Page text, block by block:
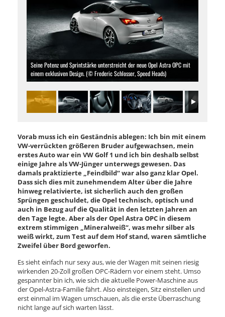
Seine Potenz und Sprintstärke unterstreicht der neue Opel Astra OPC mit
einem exklusiven Design. (© Frederic Schlosser, Speed Heads)
Vorab muss ich ein Geständnis ablegen: Ich bin mit einem
VW-verrückten größeren Bruder aufgewachsen, mein
erstes Auto war ein VW Golf 1 und ich bin deshalb selbst
einige Jahre als VW-Jünger unterwegs gewesen. Das
damals praktizierte „Feindbild“ war also ganz klar Opel.
Dass sich dies mit zunehmendem Alter über die Jahre
hinweg relativierte, ist sicherlich auch den großen
Sprüngen geschuldet, die Opel technisch, optisch und
auch in Bezug auf die Qualität in den letzten Jahren an
den Tage legte. Aber als der Opel Astra OPC in diesem
extrem stimmigen „Mineralweiß“, was mehr silber als
weiß wirkt, zum Test auf dem Hof stand, waren sämtliche
Zweifel über Bord geworfen.
Es sieht einfach nur sexy aus, wie der Wagen mit seinen riesig
wirkenden 20-Zoll großen OPC-Rädern vor einem steht. Umso
gespannter bin ich, wie sich die aktuelle Power-Maschine aus
der Opel-Astra-Familie fährt. Also einsteigen, Sitz einstellen und
erst einmal im Wagen umschauen, als die erste Überraschung
nicht lange auf sich warten lässt.